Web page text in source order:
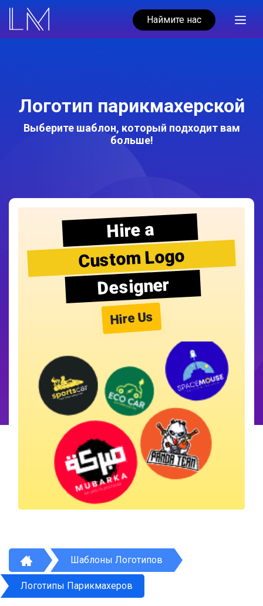
Наймите нас
Логотип парикмахерской
Выберите шаблон, который подходит вам
больше!
Hire a
Custom Logo
Designer
Hire Us
Шаблоны Логотипов
Логотипы Парикмахеров